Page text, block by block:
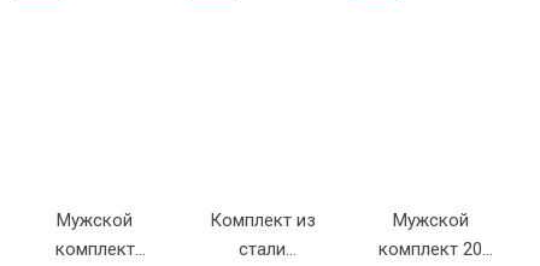
Мужской
комплект
Комплект из
стали
Мужской
комплект 20